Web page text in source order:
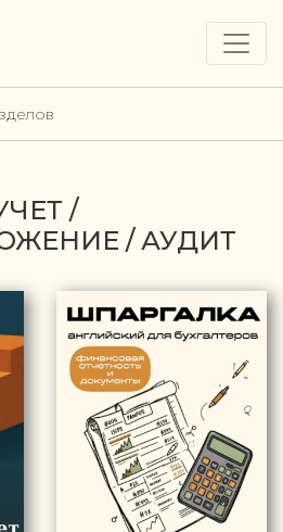
/
/ АУДИТ